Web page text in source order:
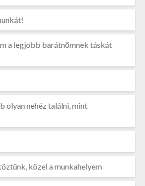
a legjobb barátnőmnek táskát
olyan nehéz találni, mint
közel a munkahelyem